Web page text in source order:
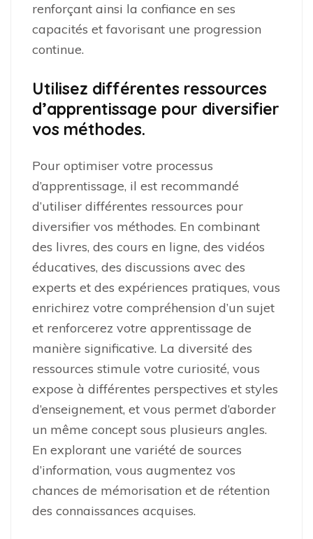
renforçant ainsi la confiance en ses
capacités et favorisant une progression
continue.
Utilisez différentes ressources
d’apprentissage pour diversifier
vos méthodes.
Pour optimiser votre processus
d’apprentissage, il est recommandé
d’utiliser différentes ressources pour
diversifier vos méthodes. En combinant
des livres, des cours en ligne, des vidéos
éducatives, des discussions avec des
experts et des expériences pratiques, vous
enrichirez votre compréhension d’un sujet
et renforcerez votre apprentissage de
manière significative. La diversité des
ressources stimule votre curiosité, vous
expose à différentes perspectives et styles
d’enseignement, et vous permet d’aborder
un même concept sous plusieurs angles.
En explorant une variété de sources
d’information, vous augmentez vos
chances de mémorisation et de rétention
des connaissances acquises.